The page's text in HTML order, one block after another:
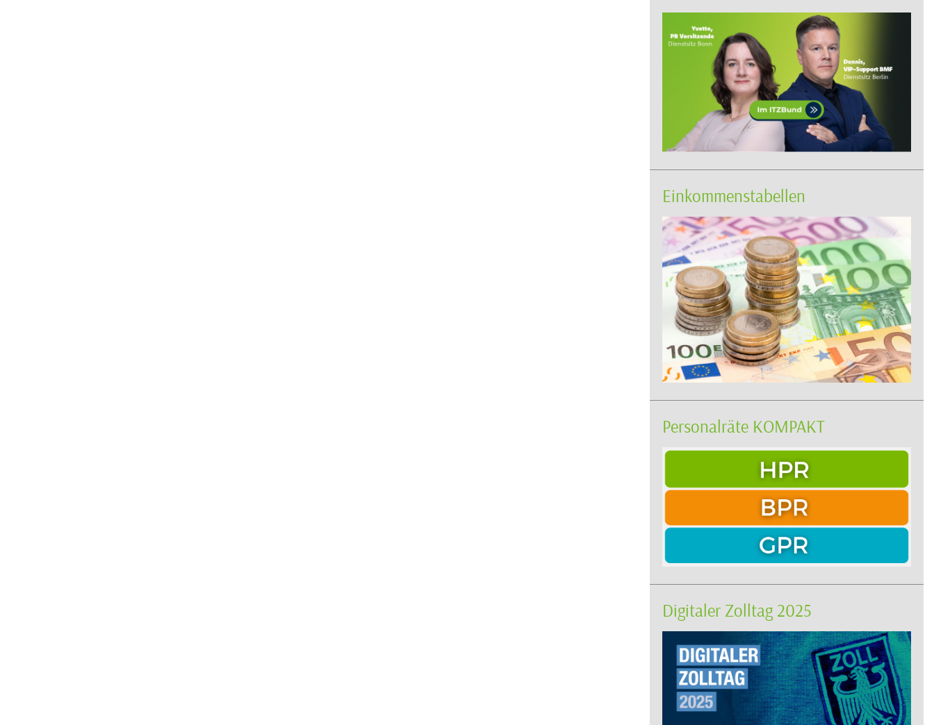
Einkommenstabellen
Personalräte KOMPAKT
Digitaler Zolltag 2025